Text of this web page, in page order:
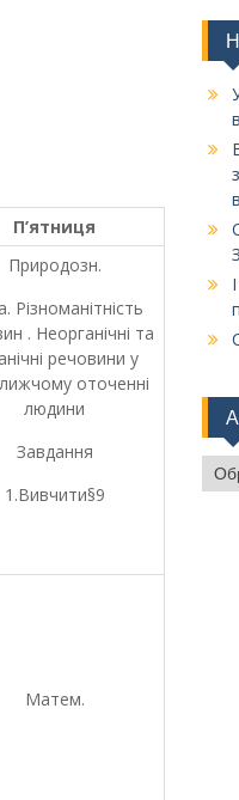
П’ятниця
Природозн.
Різноманітність
. Неорганічні та
речовини у
оточенні
людини
Завдання
1.Вивчити§9
Матем.